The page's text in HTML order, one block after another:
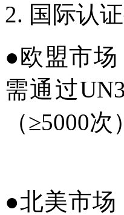
2. 国际认
●欧盟市场
需通过
（≥5000次
●北美市场